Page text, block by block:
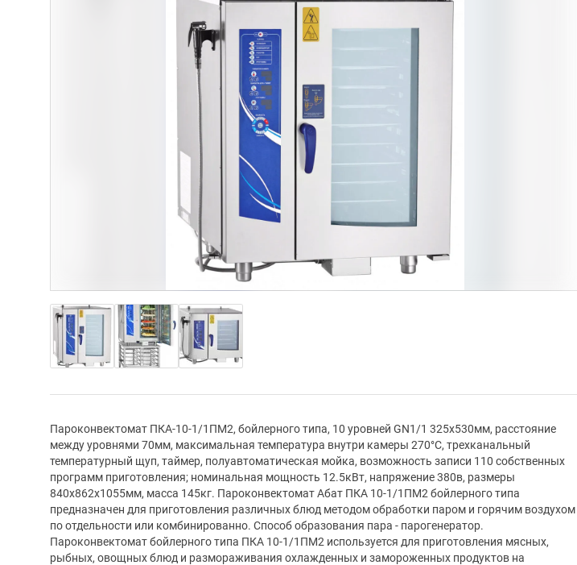
Пароконвектомат ПКА-10-1/1ПМ2, бойлерного типа, 10 уровней GN1/1 325х530мм, расстояние
между уровнями 70мм, максимальная температура внутри камеры 270°C, трехканальный
температурный щуп, таймер, полуавтоматическая мойка, возможность записи 110 собственных
программ приготовления; номинальная мощность 12.5кВт, напряжение 380в, размеры
840х862х1055мм, масса 145кг. Пароконвектомат Абат ПКА 10-1/1ПМ2 бойлерного типа
предназначен для приготовления различных блюд методом обработки паром и горячим воздухом
по отдельности или комбинированно. Способ образования пара - парогенератор.
Пароконвектомат бойлерного типа ПКА 10-1/1ПМ2 используется для приготовления мясных,
рыбных, овощных блюд и размораживания охлажденных и замороженных продуктов на